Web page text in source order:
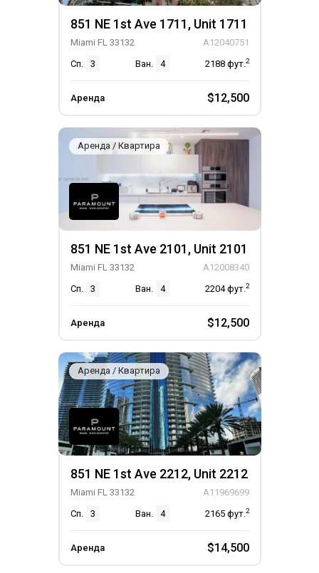
851 NE 1st Ave 1711, Unit 1711
Miami FL 33132
A12040751
Сп.
3 Ван. 4 2188 фут.2
Аренда $12,500
Аренда / Квартира
851 NE 1st Ave 2101, Unit 2101
Miami FL 33132
A12008340
Сп.
3 Ван. 4 2204фут.2
Аренда $12,500
Аренда / Квартира
851 NE 1st Ave 2212, Unit 2212
Miami FL 33132
A11969699
Сп.
3 Ван. 4 2165 фут.2
Аренда $14,500